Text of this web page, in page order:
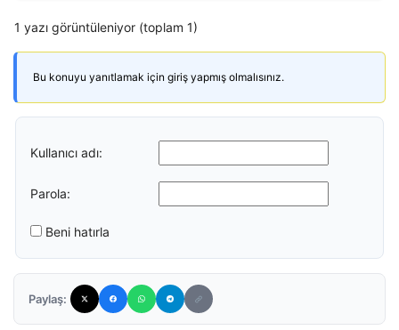
1 yazı görüntüleniyor (toplam 1)
Bu konuyu yanıtlamak için giriş yapmış olmalısınız.
Kullanıcı adı:
Parola:
Beni hatırla
Paylaş: